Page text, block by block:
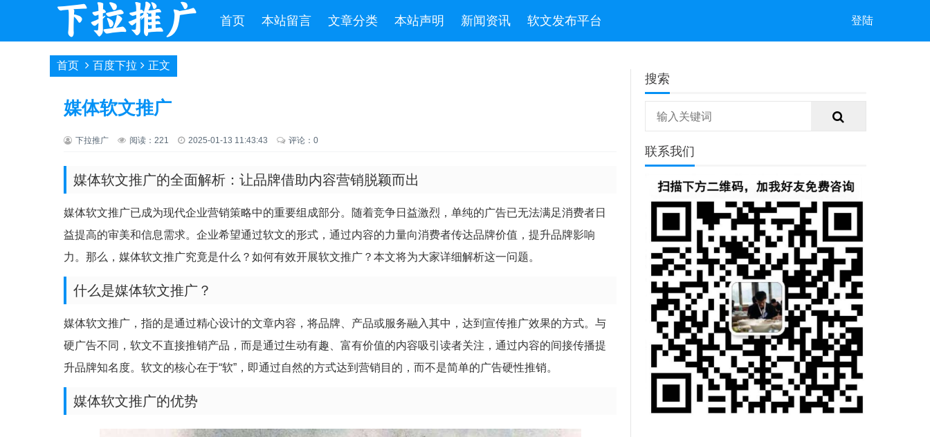
首页 本站留言 文章分类 本站声明 新闻资讯 软文发布平台 登陆
首页 百度下拉 正文
媒体软文推广
下拉推广 阅读：221 2025-01-13 11:43:43 评论：0
媒体软文推广的全面解析：让品牌借助内容营销脱颖而出
媒体软文推广已成为现代企业营销策略中的重要组成部分。随着竞争日益激烈，单纯的广告已无法满足消费者日
益提高的审美和信息需求。企业希望通过软文的形式，通过内容的力量向消费者传达品牌价值，提升品牌影响
力。那么，媒体软文推广究竟是什么？如何有效开展软文推广？本文将为大家详细解析这一问题。
什么是媒体软文推广？
媒体软文推广，指的是通过精心设计的文章内容，将品牌、产品或服务融入其中，达到宣传推广效果的方式。与
硬广告不同，软文不直接推销产品，而是通过生动有趣、富有价值的内容吸引读者关注，通过内容的间接传播提
升品牌知名度。软文的核心在于“软”，即通过自然的方式达到营销目的，而不是简单的广告硬性推销。
媒体软文推广的优势
搜索
联系我们